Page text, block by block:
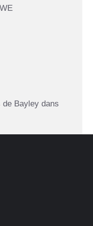
de Bayley dans